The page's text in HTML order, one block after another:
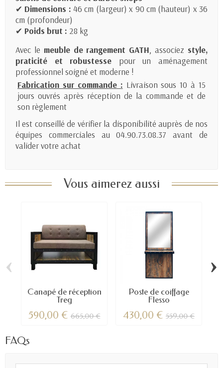
✔ Dimensions : 46 cm (largeur) x 90 cm (hauteur) x 36
cm (profondeur)
✔ Poids brut : 28 kg
Avec le meuble de rangement GATH, associezstyle,
praticité et robustesse pour un aménagement
professionnel soigné et moderne !
Fabrication sur commande : Livraison sous 10 à 15
jours ouvrés après réception de la commande et de
son règlement
Il est conseillé de vérifier la disponibilité auprès de nos
équipes commerciales au 04.90.73.08.37 avant de
valider votre achat
Vous aimerez aussi
Canapé de réception
Treg
590,00 €665,00 €
Poste de coiffage
Flesso
430,00 € 559,00 €
‹ ›
FAQs